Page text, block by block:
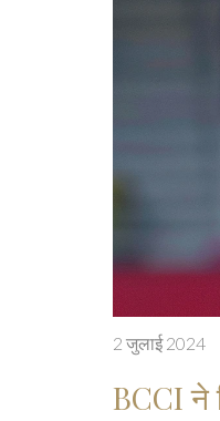
2 जुलाई 2024
BCCI ने